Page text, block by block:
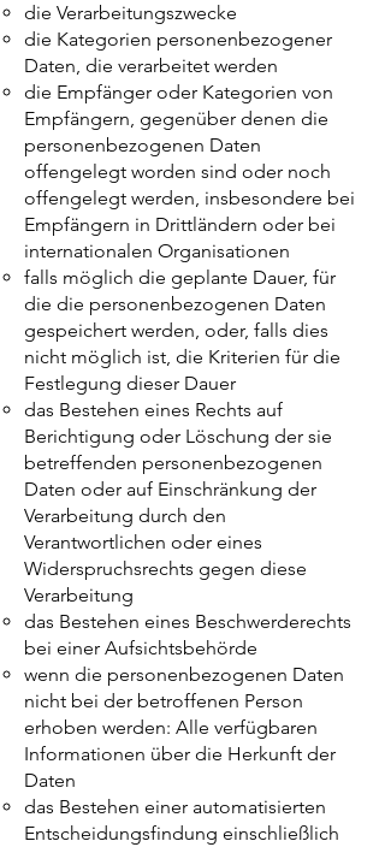
die Verarbeitungszwecke
die Kategorien personenbezogener
Daten, die verarbeitet werden
die Empfänger oder Kategorien von
Empfängern, gegenüber denen die
personenbezogenen Daten
offengelegt worden sind oder noch
offengelegt werden, insbesondere bei
Empfängern in Drittländern oder bei
internationalen Organisationen
falls möglich die geplante Dauer, für
die die personenbezogenen Daten
gespeichert werden, oder, falls dies
nicht möglich ist, die Kriterien für die
Festlegung dieser Dauer
das Bestehen eines Rechts auf
Berichtigung oder Löschung der sie
betreffenden personenbezogenen
Daten oder auf Einschränkung der
Verarbeitung durch den
Verantwortlichen oder eines
Widerspruchsrechts gegen diese
Verarbeitung
das Bestehen eines Beschwerderechts
bei einer Aufsichtsbehörde
wenn die personenbezogenen Daten
nicht bei der betroffenen Person
erhoben werden: Alle verfügbaren
Informationen über die Herkunft der
Daten
das Bestehen einer automatisierten
Entscheidungsfindung einschließlich